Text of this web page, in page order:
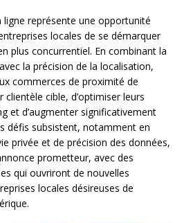
ligne représente une opportunité
locales de se démarquer
plus concurrentiel. En combinant la
la précision de la localisation,
commerces de proximité de
cible, d’optimiser leurs
et d’augmenter significativement
défis subsistent, notamment en
privée et de précision des données,
prometteur, avec des
qui ouvriront de nouvelles
locales désireuses de